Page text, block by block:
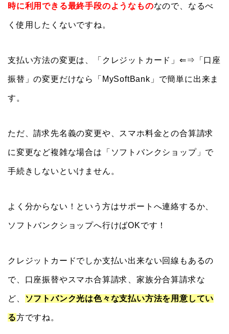
時に利用できる最終手段のようなものなので、なるべ
く使用したくないですね。
支払い方法の変更は、「クレジットカード」⇐⇒「口座
振替」の変更だけなら「MySoftBank」で簡単に出来ま
す。
ただ、請求先名義の変更や、スマホ料金との合算請求
に変更など複雑な場合は「ソフトバンクショップ」で
手続きしないといけません。
よく分からない！という方はサポートへ連絡するか、
ソフトバンクショップへ行けばOKです！
クレジットカードでしか支払い出来ない回線もあるの
で、口座振替やスマホ合算請求、家族分合算請求な
ど、 ソフトバンク光は色々な支払い方法を用意してい
る方ですね。